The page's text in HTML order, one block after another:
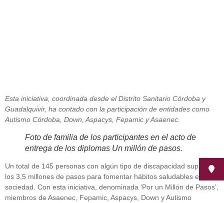
Esta iniciativa, coordinada desde el Distrito Sanitario Córdoba y
Guadalquivir, ha contado con la participación de entidades como
Autismo Córdoba, Down, Aspacys, Fepamic y Asaenec.
Foto de familia de los participantes en el acto de
entrega de los diplomas Un millón de pasos.
Un total de 145 personas con algún tipo de discapacidad superan
los 3,5 millones de pasos para fomentar hábitos saludables en la
sociedad. Con esta iniciativa, denominada ‘Por un Millón de Pasos’,
miembros de Asaenec, Fepamic, Aspacys, Down y Autismo